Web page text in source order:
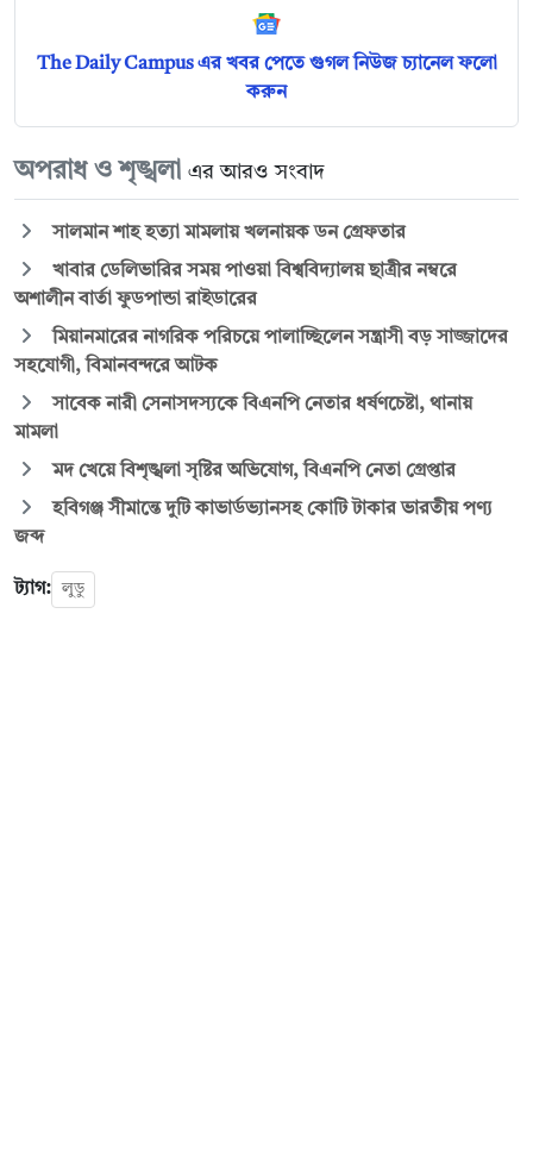
The Daily Campus এর খবর পেতে গুগল নিউজ চ্যানেল ফলো
করুন
অপরাধ ও শৃঙ্খলা এর আরও সংবাদ
সালমান শাহ হত্যা মামলায় খলনায়ক ডন গ্রেফতার
খাবার ডেলিভারির সময় পাওয়া বিশ্ববিদ্যালয় ছাত্রীর নম্বরে
অশালীন বার্তা ফুডপান্ডা রাইডারের
মিয়ানমারের নাগরিক পরিচয়ে পালাচ্ছিলেন সন্ত্রাসী বড় সাজ্জাদের
সহযোগী, বিমানবন্দরে আটক
সাবেক নারী সেনাসদস্যকে বিএনপি নেতার ধর্ষণচেষ্টা, থানায়
মামলা
মদ খেয়ে বিশৃঙ্খলা সৃষ্টির অভিযোগ, বিএনপি নেতা গ্রেপ্তার
হবিগঞ্জ সীমান্তে দুটি কাভার্ডভ্যানসহ কোটি টাকার ভারতীয় পণ্য
জব্দ
ট্যাগ: লুডু